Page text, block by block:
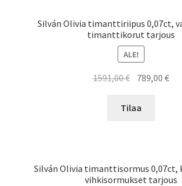
Silván Olivia timanttiriipus 0,07ct,
timanttikorut tarjous
ALE!
1591,00€ Alkuperäinen
oli:
789,00€
Tilaa
Silván Olivia timanttisormus 0,07ct,
vihkisormukset tarjous